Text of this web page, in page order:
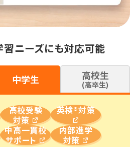
習ニーズにも対応可能
中学生 高校生
(高卒生)
高校受験
対策
英検®対策
中高一貫校
サポート
内部進学
対策